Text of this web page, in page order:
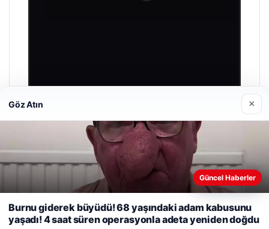
Prenses Night Club
Web sitemizi nasıl kullandığınızı daha iyi anlayabilmek,
kullanıyoruz.Çerez Politikamız
Göz Atın ×
Güncel Haberler
Burnu giderek büyüdü! 68 yaşındaki adam kabusunu
yaşadı! 4 saat süren operasyonla adeta yeniden doğdu